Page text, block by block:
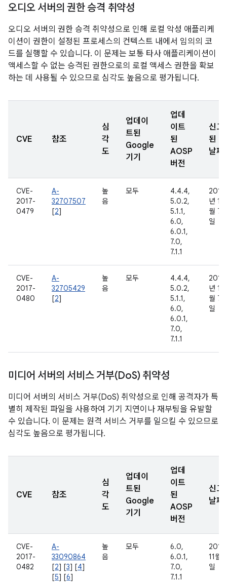
오디오 서버의 권한 승격 취약성
오디오 서버의 권한 승격 취약성으로 인해 로컬 악성 애플리케
이션이 권한이 설정된 프로세스의 컨텍스트 내에서 임의의 코
드를 실행할 수 있습니다. 이 문제는 보통 타사 애플리케이션이
액세스할 수 없는 승격된 권한으로의 로컬 액세스 권한을 확보
하는 데 사용될 수 있으므로 심각도 높음으로 평가됩니다.
CVE 참조
심
각
도
업데이
트된
Google
기기
업데
이트
된
AOSP
버전
신고
된
날짜
CVE-
2017-
0479
A-
32707507
[2]
높
음
모두
4.4.4,
5.0.2,
5.1.1,
6.0,
6.0.1,
7.0,
7.1.1
2016
년 11
월 7
일
CVE-
2017-
0480
A-
32705429
[2]
높
음
모두
4.4.4,
5.0.2,
5.1.1,
6.0,
6.0.1,
7.0,
7.1.1
2016
년 11
월 7
일
미디어 서버의 서비스 거부(DoS) 취약성
미디어 서버의 서비스 거부(DoS) 취약성으로 인해 공격자가 특
별히 제작된 파일을 사용하여 기기 지연이나 재부팅을 유발할
수 있습니다. 이 문제는 원격 서비스 거부를 일으킬 수 있으므로
심각도 높음으로 평가됩니다.
CVE 참조
심
각
도
업데이
트된
Google
기기
업데
이트
된
AOSP
버전
신고
날짜
CVE-
2017-
0482
A-
33090864
[2] [3] [4]
[5] [6]
높
음
모두
6.0,
6.0.1,
7.0,
7.1.1
2016
11월
일